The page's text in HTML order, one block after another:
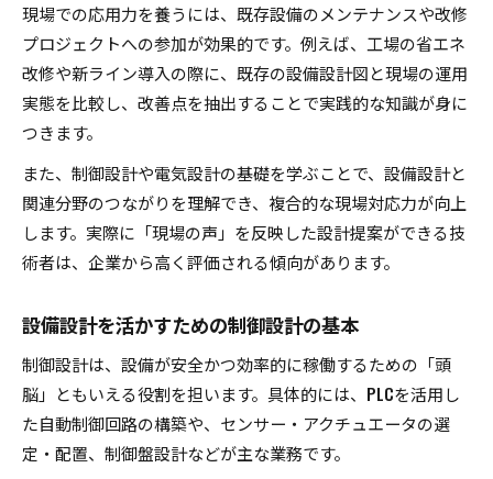
現場での応用力を養うには、既存設備のメンテナンスや改修
プロジェクトへの参加が効果的です。例えば、工場の省エネ
改修や新ライン導入の際に、既存の設備設計図と現場の運用
実態を比較し、改善点を抽出することで実践的な知識が身に
つきます。
また、制御設計や電気設計の基礎を学ぶことで、設備設計と
関連分野のつながりを理解でき、複合的な現場対応力が向上
します。実際に「現場の声」を反映した設計提案ができる技
術者は、企業から高く評価される傾向があります。
設備設計を活かすための制御設計の基本
制御設計は、設備が安全かつ効率的に稼働するための「頭
脳」ともいえる役割を担います。具体的には、PLCを活用し
た自動制御回路の構築や、センサー・アクチュエータの選
定・配置、制御盤設計などが主な業務です。